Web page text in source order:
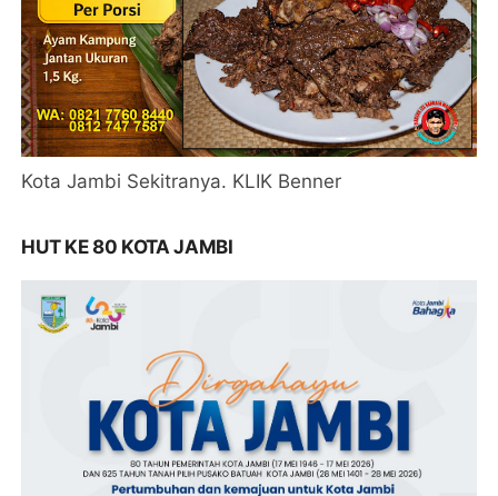
Kota Jambi Sekitranya. KLIK Benner
HUT KE 80 KOTA JAMBI